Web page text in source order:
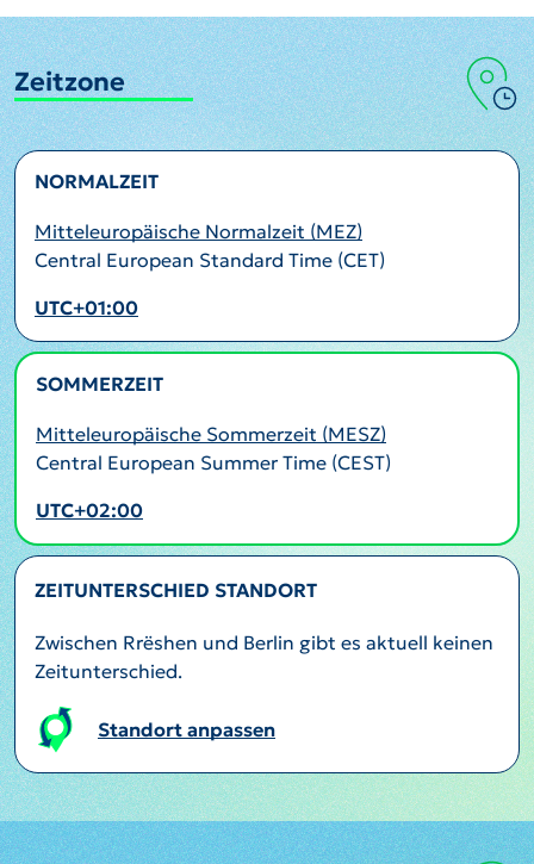
Zeitzone
NORMALZEIT
Mitteleuropäische Normalzeit (MEZ)
Central European Standard Time (CET)
UTC+01:00
SOMMERZEIT
Mitteleuropäische Sommerzeit (MESZ)
Central European Summer Time (CEST)
UTC+02:00
ZEITUNTERSCHIED STANDORT
Zwischen Rrëshen und Berlin gibt es aktuell keinen
Zeitunterschied.
Standort anpassen